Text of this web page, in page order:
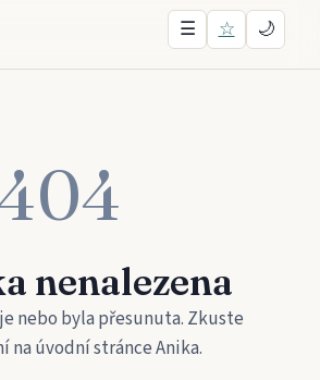
☰ ☆ 🌙
nenalezena
nebo byla přesunuta. Zkuste
na úvodní stránceAnika.